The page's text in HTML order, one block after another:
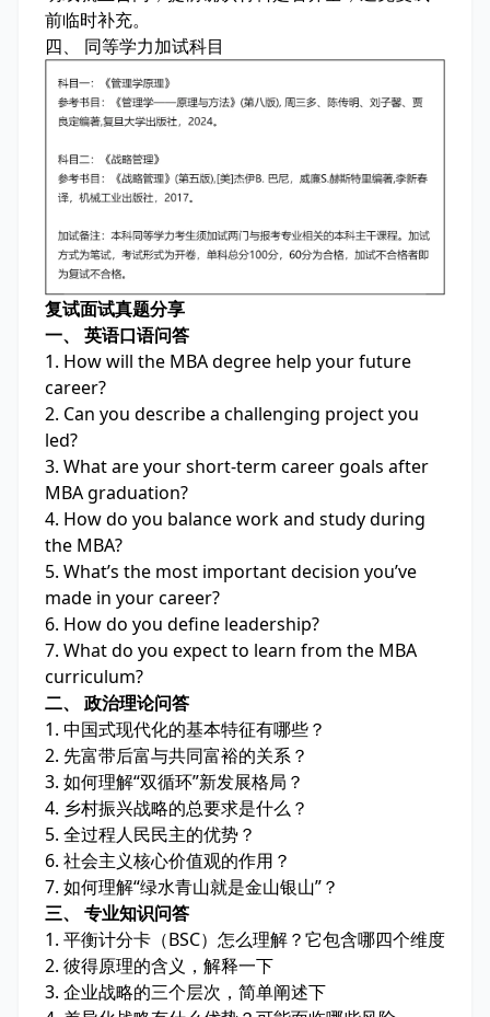
前临时补充。
四、 同等学力加试科目
复试面试真题分享
一、 英语口语问答
1. How will the MBA degree help your future
career?
2. Can you describe a challenging project you
led?
3. What are your short-term career goals after
MBA graduation?
4. How do you balance work and study during
the MBA?
5. What’s the most important decision you’ve
made in your career?
6. How do you define leadership?
7. What do you expect to learn from the MBA
curriculum?
二、 政治理论问答
1. 中国式现代化的基本特征有哪些？
2. 先富带后富与共同富裕的关系？
3. 如何理解“双循环”新发展格局？
4. 乡村振兴战略的总要求是什么？
5. 全过程人民民主的优势？
6. 社会主义核心价值观的作用？
7. 如何理解“绿水青山就是金山银山”？
三、 专业知识问答
1. 平衡计分卡（BSC）怎么理解？它包含哪四个维度
2. 彼得原理的含义，解释一下
3. 企业战略的三个层次，简单阐述下